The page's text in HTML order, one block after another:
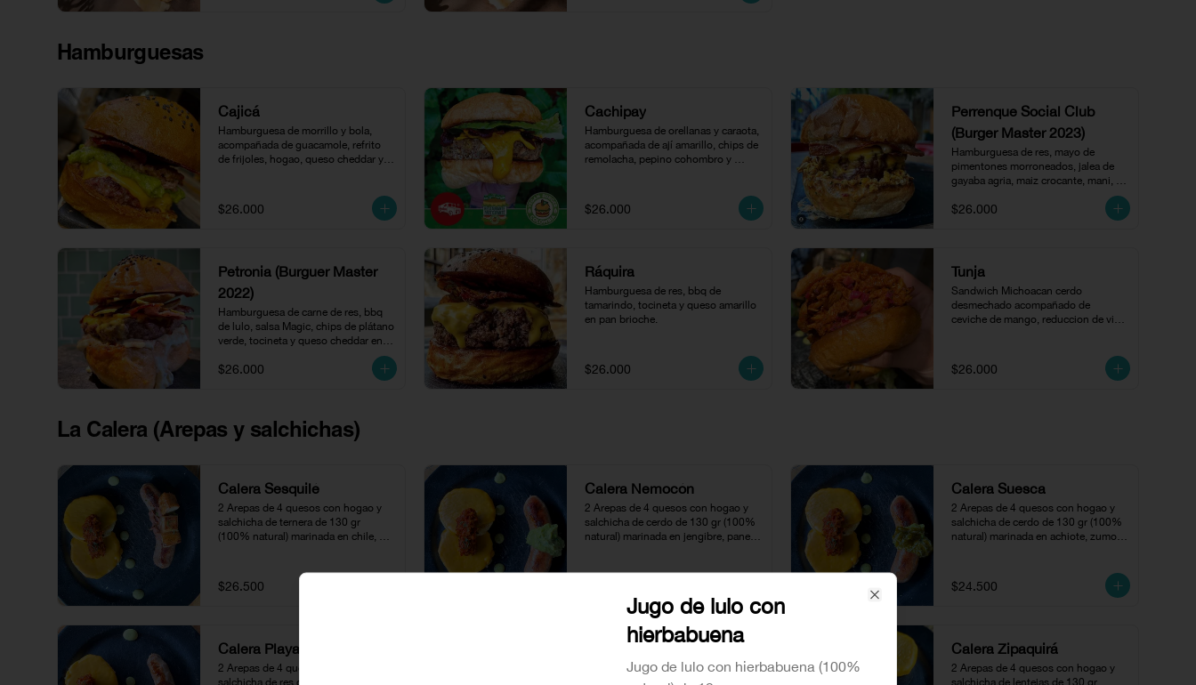
Hamburguesas
Cajicá
Hamburguesa de morrillo y bola,
acompañada de guacamole, refrito
de frijoles, hogao, queso cheddar y
$26.000
Cachipay
Hamburguesa de orellanas y caraota,
acompañada de ají amarillo, chips de
remolacha, pepino cohombro y
$26.000
Perrenque Social Club
(Burger Master 2023)
Hamburguesa de res, mayo de
pimentones morroneados, jalea de
gayaba agria, maiz crocante, mani,
$26.000
Petronia (Burguer Master
2022)
Hamburguesa de carne de res, bbq
de lulo, salsa Magic, chips de plátano
verde, tocineta y queso cheddar en
$26.000
Ráquira
Hamburguesa de res, bbq de
tamarindo, tocineta y queso amarillo
en pan brioche.
$26.000
Tunja
Sandwich Michoacan cerdo
desmechado acompañado de
ceviche de mango, reduccion de vino
$26.000
La Calera (Arepas y salchichas)
Calera Sesquilé
2 Arepas de 4 quesos con hogao y
salchicha de ternera de 130 gr
(100% natural) marinada en chile,
$26.500
Calera Nemocón
2 Arepas de 4 quesos con hogao y
salchicha de cerdo de 130 gr (100%
natural) marinada en jengibre, panela
Calera Suesca
2 Arepas de 4 quesos con hogao y
salchicha de cerdo de 130 gr (100%
natural) marinada en achiote, zumo
$24.500
Calera Playa Blanca
2 Arepas de 4 quesos con hohago y
salchicha de res de 130 gr (100%
2 Arepas de 4 quesos con hogao y
salchicha de pollo y tocineta de 130
Calera Zipaquirá
2 Arepas de 4 quesos con hogao y
salchicha de lentejas de 130 gr
Jugo de lulo con
hierbabuena
Jugo de lulo con hierbabuena (100%